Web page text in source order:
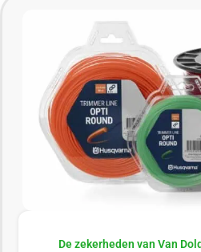
De zekerheden van Van